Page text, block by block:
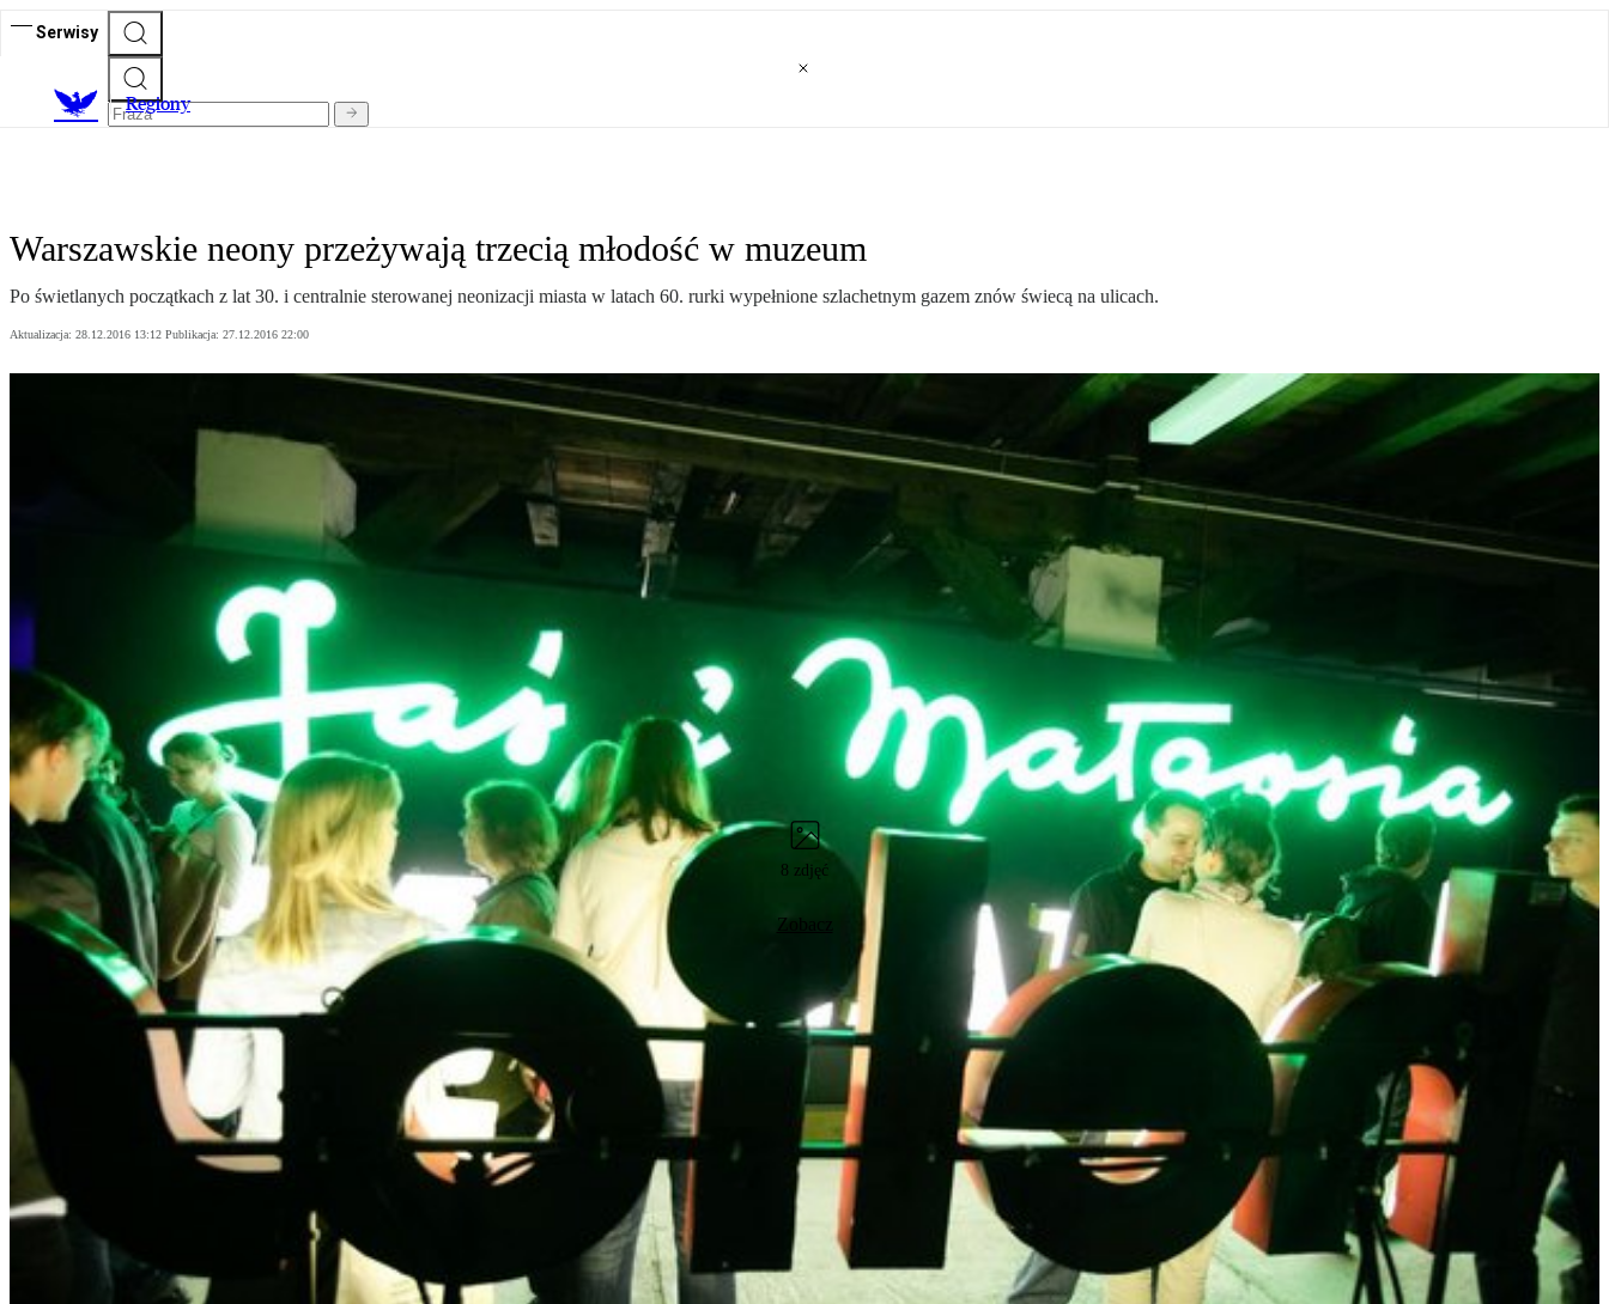
Serwisy
Regiony
Warszawskie neony przeżywają trzecią młodość w muzeum
Po świetlanych początkach z lat 30. i centralnie sterowanej neonizacji miasta w latach 60. rurki wypełnione szlachetnym gazem znów świecą na ulicach.
Aktualizacja: 28.12.2016 13:12 Publikacja: 27.12.2016 22:00
8 zdjęć
Zobacz